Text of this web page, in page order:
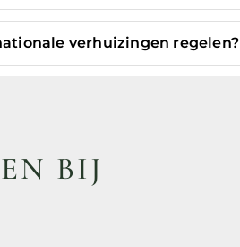
verhuizingen regelen?
BIJ